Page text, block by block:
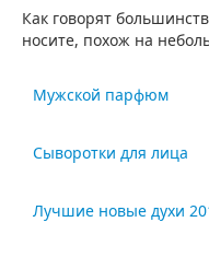
Как говорят
носите, похож на
Мужской парфюм
Аромат мужчины
Сыворотки для лица
Многие женщины уже
Лучшие новые духи